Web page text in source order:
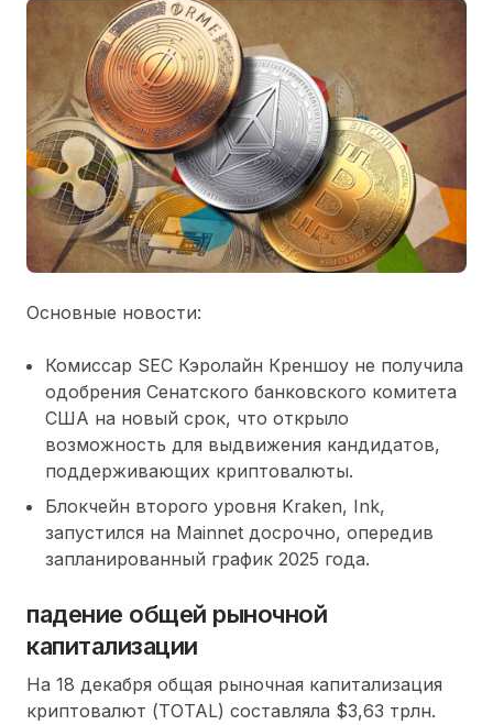
Основные новости:
Комиссар SEC Кэролайн Креншоу не получила
одобрения Сенатского банковского комитета
США на новый срок, что открыло
возможность для выдвижения кандидатов,
поддерживающих криптовалюты.
Блокчейн второго уровня Kraken, Ink,
запустился на Mainnet досрочно, опередив
запланированный график 2025 года.
падение общей рыночной
капитализации
На 18 декабря общая рыночная капитализация
криптовалют (TOTAL) составляла $3,63 трлн.